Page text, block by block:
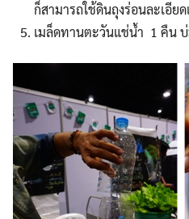
ก็สามารถใช้ดินถุงร่อนละเอีย
เมล็ดทานตะวันแช่น้ำ 1 คืน บ่